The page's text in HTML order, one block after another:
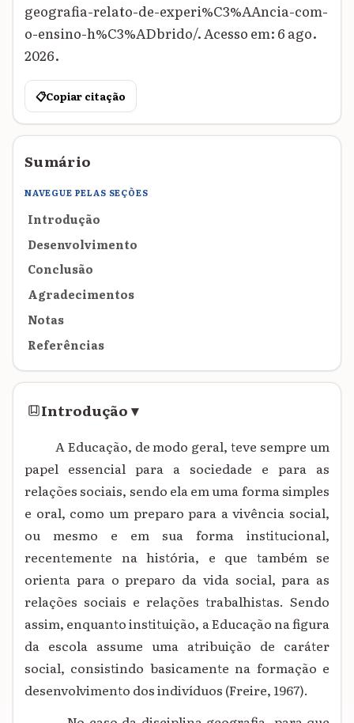
geografia-relato-de-experi%C3%AAncia-com-
o-ensino-h%C3%ADbrido/. Acesso em: 6 ago.
2026.
📋Copiar citação
Sumário
NAVEGUE PELAS SEÇÕES
Introdução
Desenvolvimento
Conclusão
Agradecimentos
Notas
Referências
Introdução▾
A Educação, de modo geral, teve sempre um
papel essencial para a sociedade e para as
relações sociais, sendo ela em uma forma simples
e oral, como um preparo para a vivência social,
ou mesmo e em sua forma institucional,
recentemente na história, e que também se
orienta para o preparo da vida social, para as
relações sociais e relações trabalhistas. Sendo
assim, enquanto instituição, a Educação na figura
da escola assume uma atribuição de caráter
social, consistindo basicamente na formação e
desenvolvimento dos indivíduos (Freire, 1967).